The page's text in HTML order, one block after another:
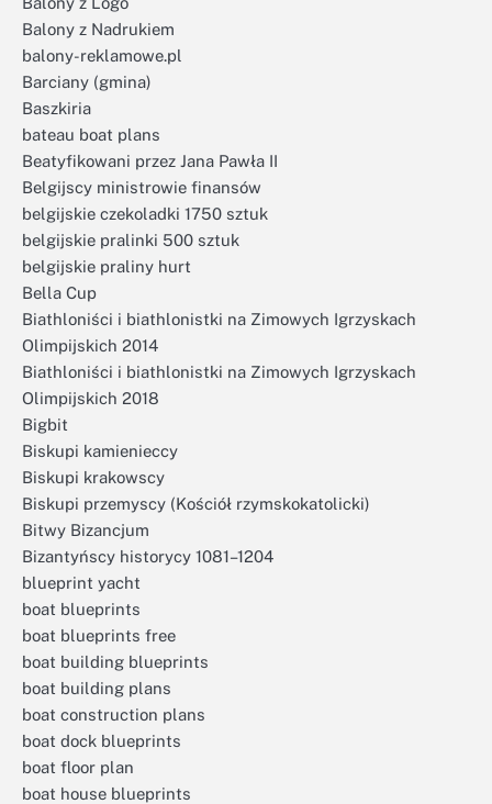
Balony z Nadrukiem
balony-reklamowe.pl
Barciany (gmina)
Baszkiria
bateau boat plans
Beatyfikowani przez Jana Pawła II
Belgijscy ministrowie finansów
belgijskie czekoladki 1750 sztuk
belgijskie pralinki 500 sztuk
belgijskie praliny hurt
Bella Cup
Biathloniści i biathlonistki na Zimowych Igrzyskach
Olimpijskich 2014
Biathloniści i biathlonistki na Zimowych Igrzyskach
Olimpijskich 2018
Bigbit
Biskupi kamienieccy
Biskupi krakowscy
Biskupi przemyscy (Kościół rzymskokatolicki)
Bitwy Bizancjum
Bizantyńscy historycy 1081–1204
blueprint yacht
boat blueprints
boat blueprints free
boat building blueprints
boat building plans
boat construction plans
boat dock blueprints
boat floor plan
boat house blueprints